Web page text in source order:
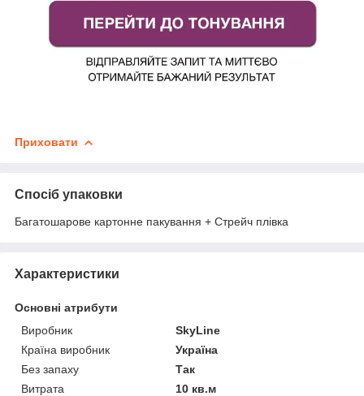
Приховати
Спосіб упаковки
Багатошарове картонне пакування + Стрейч плівка
Характеристики
Основні атрибути
Виробник
SkyLine
Країна виробник
Україна
Без запаху
Так
Витрата
10 кв.м